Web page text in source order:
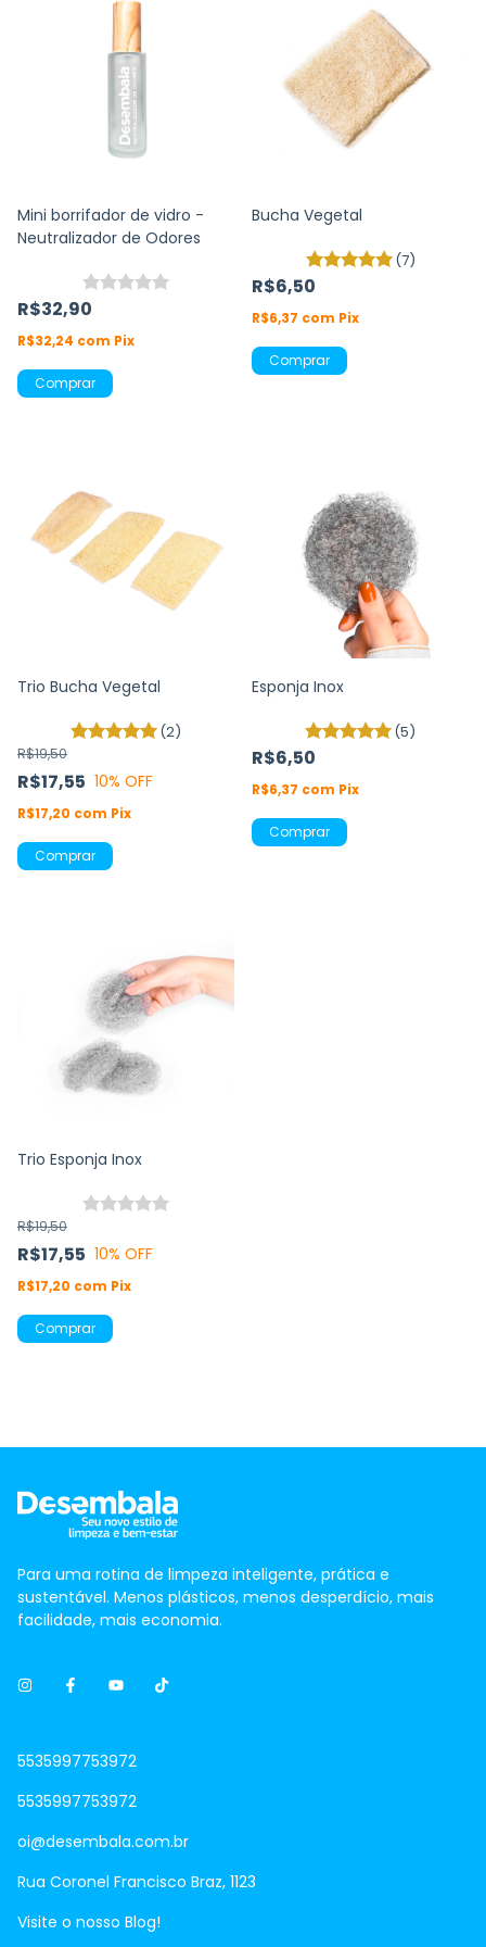
Mini borrifador de vidro -
Neutralizador de Odores
R$32,90
R$32,24 com Pix
Bucha Vegetal
(7)
R$6,50
R$6,37 com Pix
Comprar
Trio Bucha Vegetal
(2)
R$17,55
R$19,50
10% OFF
R$17,20 com Pix
Esponja Inox
(5)
R$6,50
R$6,37 com Pix
Comprar
Trio Esponja Inox
R$17,55
R$19,50
10% OFF
R$17,20 com Pix
Para uma rotina de limpeza inteligente, prática e
sustentável. Menos plásticos, menos desperdício, mais
facilidade, mais economia.
5535997753972
5535997753972
oi@desembala.com.br
Rua Coronel Francisco Braz, 1123
Visite o nosso Blog!